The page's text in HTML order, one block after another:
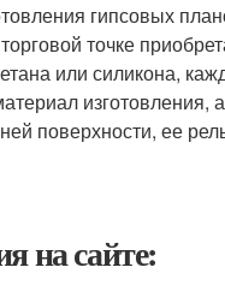
гипсовых
точке
или силикона,
поверхности, ее
на сайте: